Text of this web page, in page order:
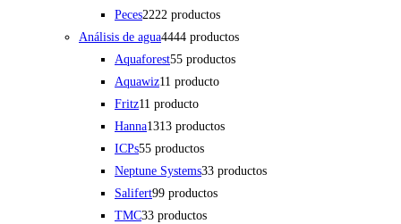
Peces2222 productos
Análisis de agua4444 productos
Aquaforest55 productos
Aquawiz11 producto
Fritz11 producto
Hanna1313 productos
ICPs55 productos
Neptune Systems33 productos
Salifert99 productos
TMC33 productos